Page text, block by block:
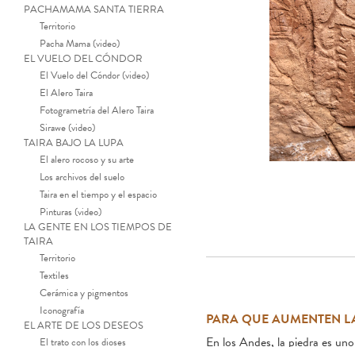
PACHAMAMA SANTA TIERRA
Territorio
Pacha Mama (video)
EL VUELO DEL CÓNDOR
El Vuelo del Cóndor (video)
El Alero Taira
Fotogrametría del Alero Taira
Sirawe (video)
TAIRA BAJO LA LUPA
El alero rocoso y su arte
Los archivos del suelo
Taira en el tiempo y el espacio
Pinturas (video)
LA GENTE EN LOS TIEMPOS DE
TAIRA
Territorio
Textiles
Cerámica y pigmentos
Iconografía
EL ARTE DE LOS DESEOS
El trato con los dioses
PARA QUE AUMENTEN
En los Andes, la piedra es